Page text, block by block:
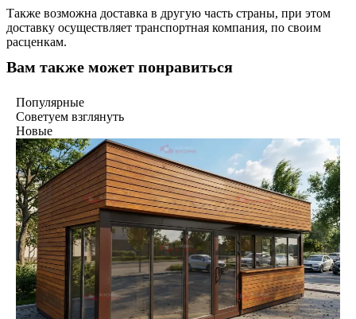
Также возможна доставка в другую часть страны, при этом
доставку осуществляет транспортная компания, по своим
расценкам.
Вам также может понравиться
Популярные
Советуем взглянуть
Новые